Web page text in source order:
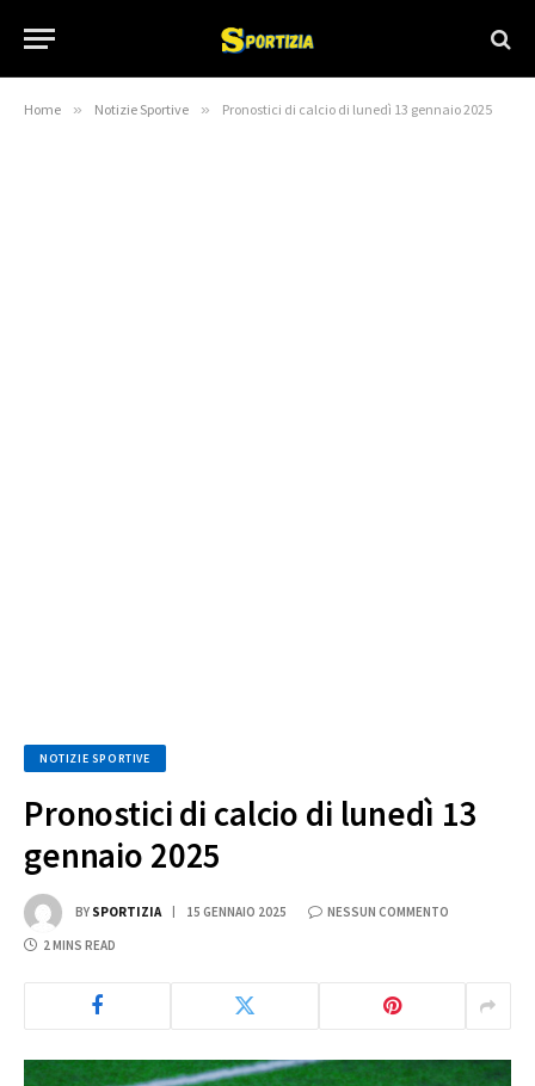
Home » Notizie Sportive » Pronostici di calcio di lunedì 13 gennaio 2025
NOTIZIE SPORTIVE
Pronostici di calcio di lunedì 13
gennaio 2025
BY SPORTIZIA 15 GENNAIO 2025 NESSUN COMMENTO
2 MINS READ